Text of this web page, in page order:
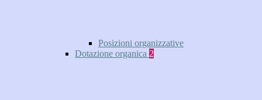
Posizioni organizzative
Dotazione organica 2